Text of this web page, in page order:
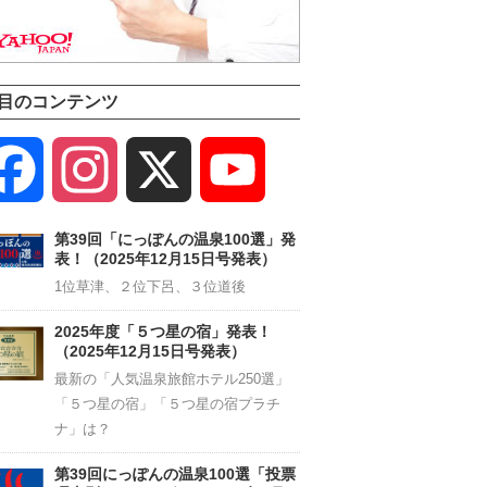
のコンテンツ
Facebook Instagram
Channel
第39回「にっぽんの温泉100選」発
表！（2025年12月15日号発表）
1位草津、２位下呂、３位道後
2025年度「５つ星の宿」発表！
（2025年12月15日号発表）
最新の「人気温泉旅館ホテル250選」
「５つ星の宿」「５つ星の宿プラチ
ナ」は？
第39回にっぽんの温泉100選「投票